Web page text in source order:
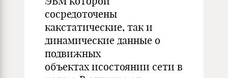
сосредоточены
какстатические, так и
динамические данные о
подвижных
объектах исостоянии сети в